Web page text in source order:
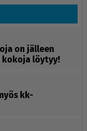
on jälleen
kokoja löytyy!
kk-